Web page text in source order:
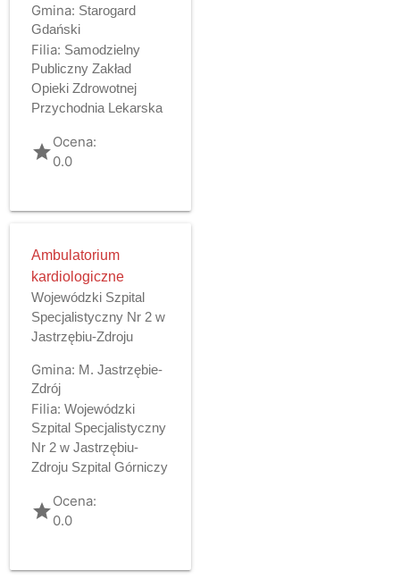
Gmina: Starogard
Gdański
Filia: Samodzielny
Publiczny Zakład
Opieki Zdrowotnej
Przychodnia Lekarska
gradeOcena:
0.0
Ambulatorium
kardiologiczne
Wojewódzki Szpital
Specjalistyczny Nr 2 w
Jastrzębiu-Zdroju
Gmina: M. Jastrzębie-
Zdrój
Filia: Wojewódzki
Szpital Specjalistyczny
Nr 2 w Jastrzębiu-
Zdroju Szpital Górniczy
gradeOcena:
0.0